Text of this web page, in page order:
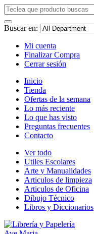
Buscar en:
Mi cuenta
Finalizar Compra
Cerrar sesión
Inicio
Tienda
Ofertas de la semana
Lo más reciente
Lo que has visto
Preguntas frecuentes
Contacto
Ver todo
Utiles Escolares
Arte y Manualidades
Articulos de limpieza
Articulos de Oficina
Dibujo Técnico
Libros y Diccionarios